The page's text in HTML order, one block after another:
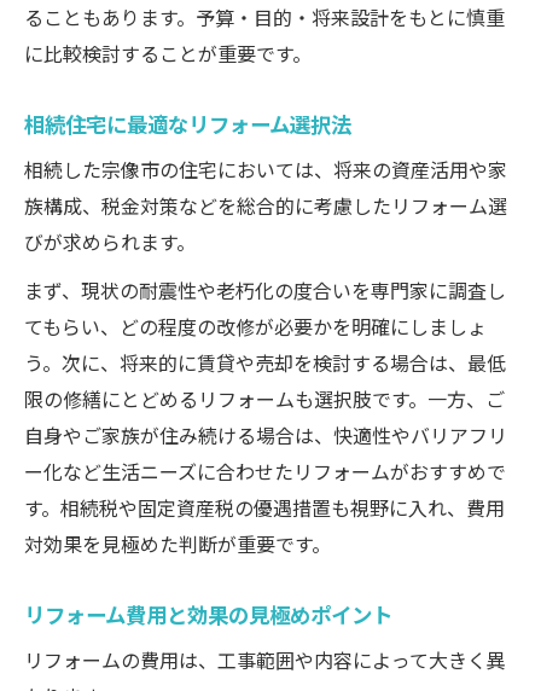
ることもあります。予算・目的・将来設計をもとに慎重
に比較検討することが重要です。
相続住宅に最適なリフォーム選択法
相続した宗像市の住宅においては、将来の資産活用や家
族構成、税金対策などを総合的に考慮したリフォーム選
びが求められます。
まず、現状の耐震性や老朽化の度合いを専門家に調査し
てもらい、どの程度の改修が必要かを明確にしましょ
う。次に、将来的に賃貸や売却を検討する場合は、最低
限の修繕にとどめるリフォームも選択肢です。一方、ご
自身やご家族が住み続ける場合は、快適性やバリアフリ
ー化など生活ニーズに合わせたリフォームがおすすめで
す。相続税や固定資産税の優遇措置も視野に入れ、費用
対効果を見極めた判断が重要です。
リフォーム費用と効果の見極めポイント
リフォームの費用は、工事範囲や内容によって大きく異